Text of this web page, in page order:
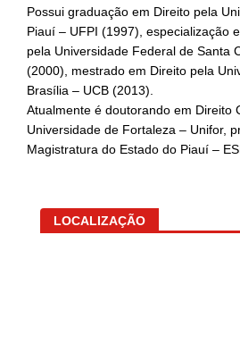
Possui graduação em Direito pela
Piauí – UFPI (1997), especialização
pela Universidade Federal de Santa
(2000), mestrado em Direito pela
Brasília – UCB (2013).
Atualmente é doutorando em Direito
Universidade de Fortaleza – Unifor,
Magistratura do Estado do Piauí –
LOCALIZAÇÃO